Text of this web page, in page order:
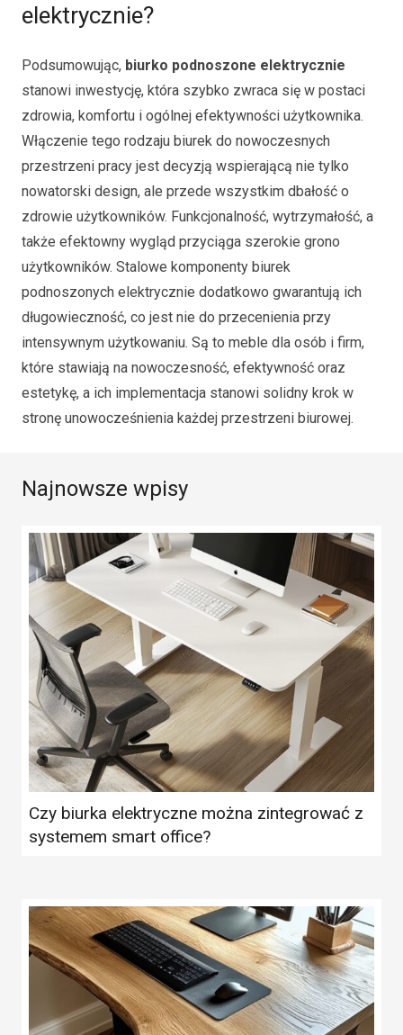
elektrycznie?
Podsumowując, biurko podnoszone elektrycznie
stanowi inwestycję, która szybko zwraca się w postaci
zdrowia, komfortu i ogólnej efektywności użytkownika.
Włączenie tego rodzaju biurek do nowoczesnych
przestrzeni pracy jest decyzją wspierającą nie tylko
nowatorski design, ale przede wszystkim dbałość o
zdrowie użytkowników. Funkcjonalność, wytrzymałość, a
także efektowny wygląd przyciąga szerokie grono
użytkowników. Stalowe komponenty biurek
podnoszonych elektrycznie dodatkowo gwarantują ich
długowieczność, co jest nie do przecenienia przy
intensywnym użytkowaniu. Są to meble dla osób i firm,
które stawiają na nowoczesność, efektywność oraz
estetykę, a ich implementacja stanowi solidny krok w
stronę unowocześnienia każdej przestrzeni biurowej.
Najnowsze wpisy
Czy biurka elektryczne można zintegrować z
systemem smart office?